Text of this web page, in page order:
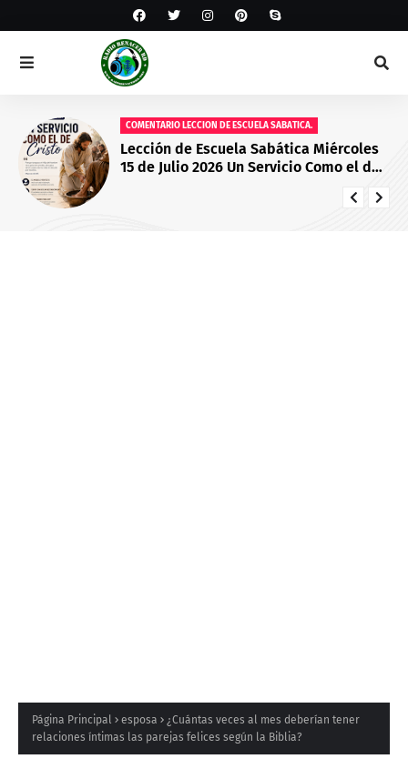
COMENTARIO LECCION DE ESCUELA SABATICA.
Lección de Escuela Sabática Miércoles
15 de Julio 2026 Un Servicio Como el de
Página Principal esposa
¿Cuántas veces al mes deberían tener
relaciones íntimas las parejas felices según la Biblia?